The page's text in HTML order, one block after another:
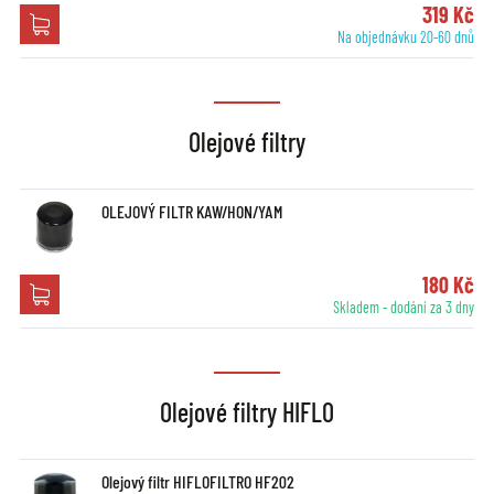
319 Kč
Na objednávku 20-60 dnů
Olejové filtry
OLEJOVÝ FILTR KAW/HON/YAM
180 Kč
Skladem - dodání za 3 dny
Olejové filtry HIFLO
Olejový filtr HIFLOFILTRO HF202